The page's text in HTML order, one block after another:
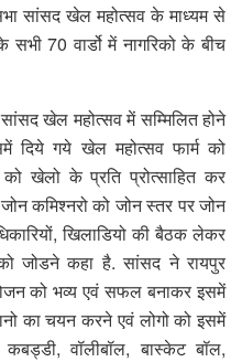
सांसद खेल महोत्सव के माध्यम से
70 वार्डो में नागरिको के बीच
खेल महोत्सव में सम्मिलित होने
गये खेल महोत्सव फार्म को
खेलो के प्रति प्रोत्साहित कर
कमिश्नरो को जोन स्तर पर जोन
खिलाडियो की बैठक लेकर
जोडने कहा है. सांसद ने रायपुर
को भव्य एवं सफल बनाकर इसमें
का चयन करने एवं लोगो को इसमें
वॉलीबॉल, बास्केट बॉल,